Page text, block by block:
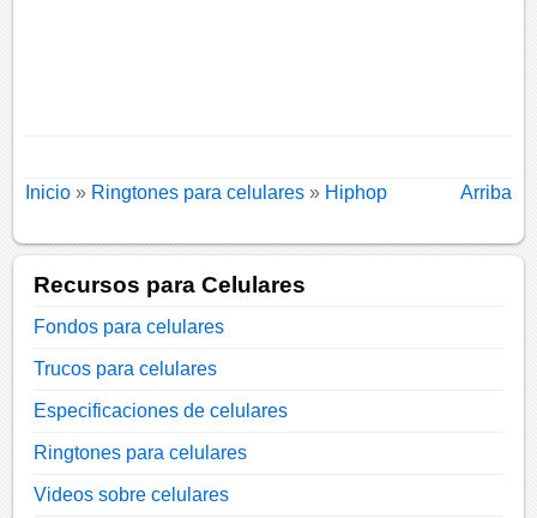
Inicio » Ringtones para celulares » Hiphop Arriba
Recursos para Celulares
Fondos para celulares
Trucos para celulares
Especificaciones de celulares
Ringtones para celulares
Videos sobre celulares